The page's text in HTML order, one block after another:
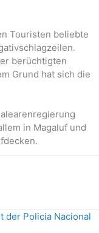
Touristen beliebte
berüchtigten
Grund hat sich die
in Magaluf und